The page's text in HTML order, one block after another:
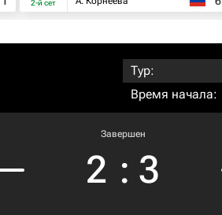
2-й сет
Тур:
Время начала:
Завершен
2 : 3